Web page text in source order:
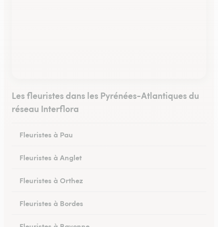
Les fleuristes dans les Pyrénées-Atlantiques du
réseau Interflora
Fleuristes à Pau
Fleuristes à Anglet
Fleuristes à Orthez
Fleuristes à Bordes